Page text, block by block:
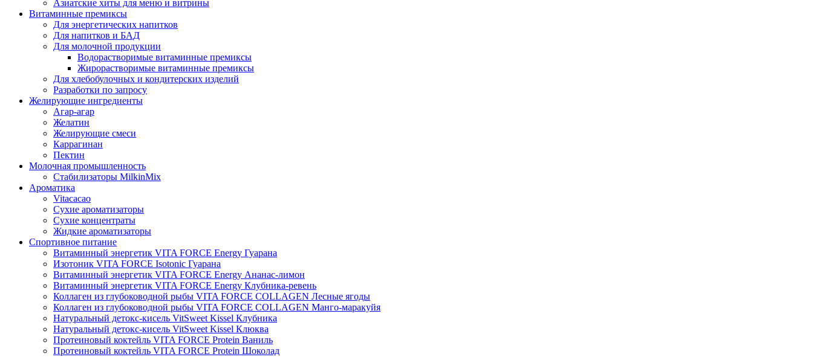
Азиатские хиты для меню и витрины
Витаминные премиксы
Для энергетических напитков
Для напитков и БАД
Для молочной продукции
Водорастворимые витаминные премиксы
Жирорастворимые витаминные премиксы
Для хлебобулочных и кондитерских изделий
Разработки по запросу
Желирующие ингредиенты
Агар-агар
Желатин
Желирующие смеси
Каррагинан
Пектин
Молочная промышленность
Стабилизаторы MilkinMix
Ароматика
Vitacacao
Сухие ароматизаторы
Сухие концентраты
Жидкие ароматизаторы
Спортивное питание
Витаминный энергетик VITA FORCE Energy Гуарана
Изотоник VITA FORCE Isotonic Гуарана
Витаминный энергетик VITA FORCE Energy Ананас-лимон
Витаминный энергетик VITA FORCE Energy Клубника-ревень
Коллаген из глубоководной рыбы VITA FORCE COLLAGEN Лесные ягоды
Коллаген из глубоководной рыбы VITA FORCE COLLAGEN Манго-маракуйя
Натуральный детокс-кисель VitSweet Kissel Клубника
Натуральный детокс-кисель VitSweet Kissel Клюква
Протеиновый коктейль VITA FORCE Protein Ваниль
Протеиновый коктейль VITA FORCE Protein Шоколад